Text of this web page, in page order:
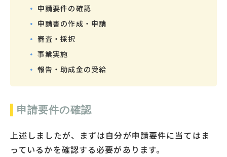
申請要件の確認
申請書の作成・申請
審査・採択
事業実施
報告・助成金の受給
申請要件の確認
上述しましたが、まずは自分が申請要件に当てはま
っているかを確認する必要があります。